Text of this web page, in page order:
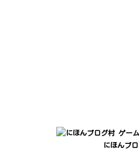
にほんブ